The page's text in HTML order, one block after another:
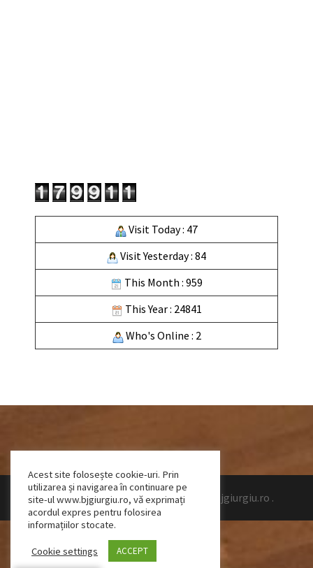
Visit Today : 47
Visit Yesterday : 84
This Month : 959
This Year : 24841
Who's Online : 2
Design by Talpeanu Cristian Bogdan www.bjgiurgiu.ro .
Acest site folosește cookie-uri. Prin
utilizarea și navigarea în continuare pe
site-ul www.bjgiurgiu.ro, vă exprimați
acordul expres pentru folosirea
informațiilor stocate.
Cookie settings ACCEPT